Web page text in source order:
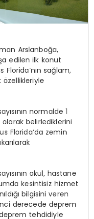
Arslanboğa,
edilen ilk konut
Florida’nın sağlam,
özellikleriyle
normalde 1
olarak belirlediklerini
Florida’da zemin
okul, hastane
kesintisiz hizmet
bilgisini veren
derecede deprem
tehdidiyle